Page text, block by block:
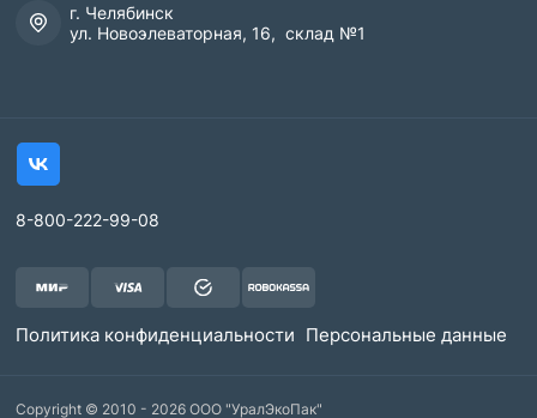
г. Челябинск
ул. Новоэлеваторная, 16, склад №1
8-800-222-99-08
Политика конфиденциальности Персональные данные
Copyright © 2010 - 2026 ООО "УралЭкоПак"